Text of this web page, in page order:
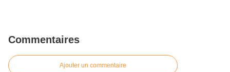
Commentaires
Ajouter un commentaire